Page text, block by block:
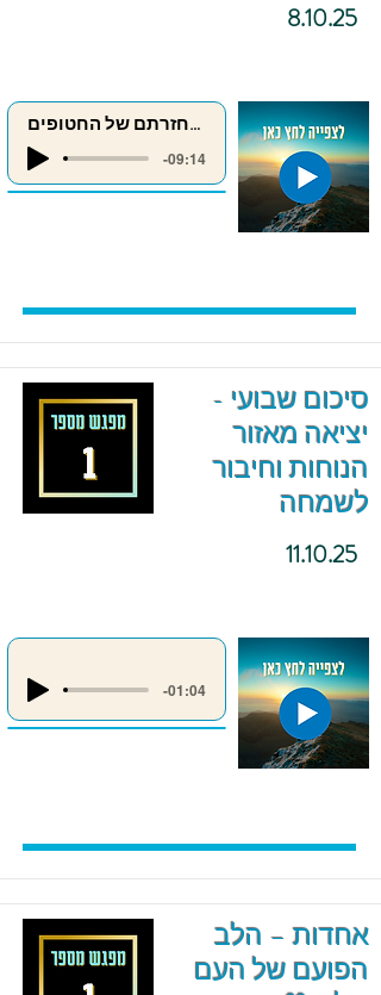
8.10.25
מדיטציה לחזרתם של החטופים
-09:14
סיכום שבועי -
יציאה מאזור
הנוחות וחיבור
לשמחה
11.10.25
-01:04
אחדות – הלב
הפועם של העם